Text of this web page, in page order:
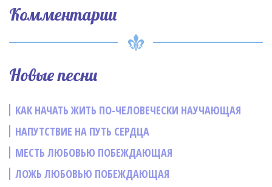
Комментарии
Новые песни
КАК НАЧАТЬ ЖИТЬ ПО-ЧЕЛОВЕЧЕСКИ НАУЧАЮЩАЯ
НАПУТСТВИЕ НА ПУТЬ СЕРДЦА
МЕСТЬ ЛЮБОВЬЮ ПОБЕЖДАЮЩАЯ
ЛОЖЬ ЛЮБОВЬЮ ПОБЕЖДАЮЩАЯ